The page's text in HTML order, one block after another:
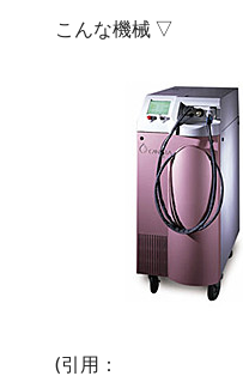
こんな機械 ▽
(引用：